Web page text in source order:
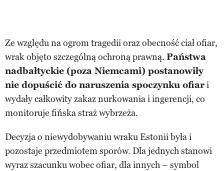
Ze względu na ogrom tragedii oraz obecność ciał ofiar,
wrak objęto szczególną ochroną prawną. Państwa
nadbałtyckie (poza Niemcami) postanowiły
nie dopuścić do naruszenia spoczynku ofiari
wydały całkowity zakaz nurkowania i ingerencji, co
monitoruje fińska straż wybrzeża.
Decyzja o niewydobywaniu wraku Estonii była i
pozostaje przedmiotem sporów. Dla jednych stanowi
wyraz szacunku wobec ofiar, dla innych – symbol